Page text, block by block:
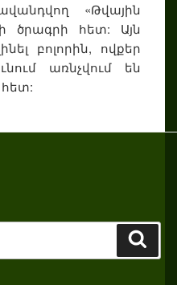
«Թվային
ծրագրի հետ: Այն
բոլորին, ովքեր
առնչվում են